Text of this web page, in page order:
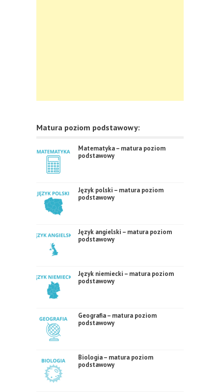
Matura poziom podstawowy:
Matematyka – matura poziom
podstawowy
Język polski – matura poziom
podstawowy
Język angielski – matura poziom
podstawowy
Język niemiecki – matura poziom
podstawowy
Geografia – matura poziom
podstawowy
Biologia – matura poziom
podstawowy